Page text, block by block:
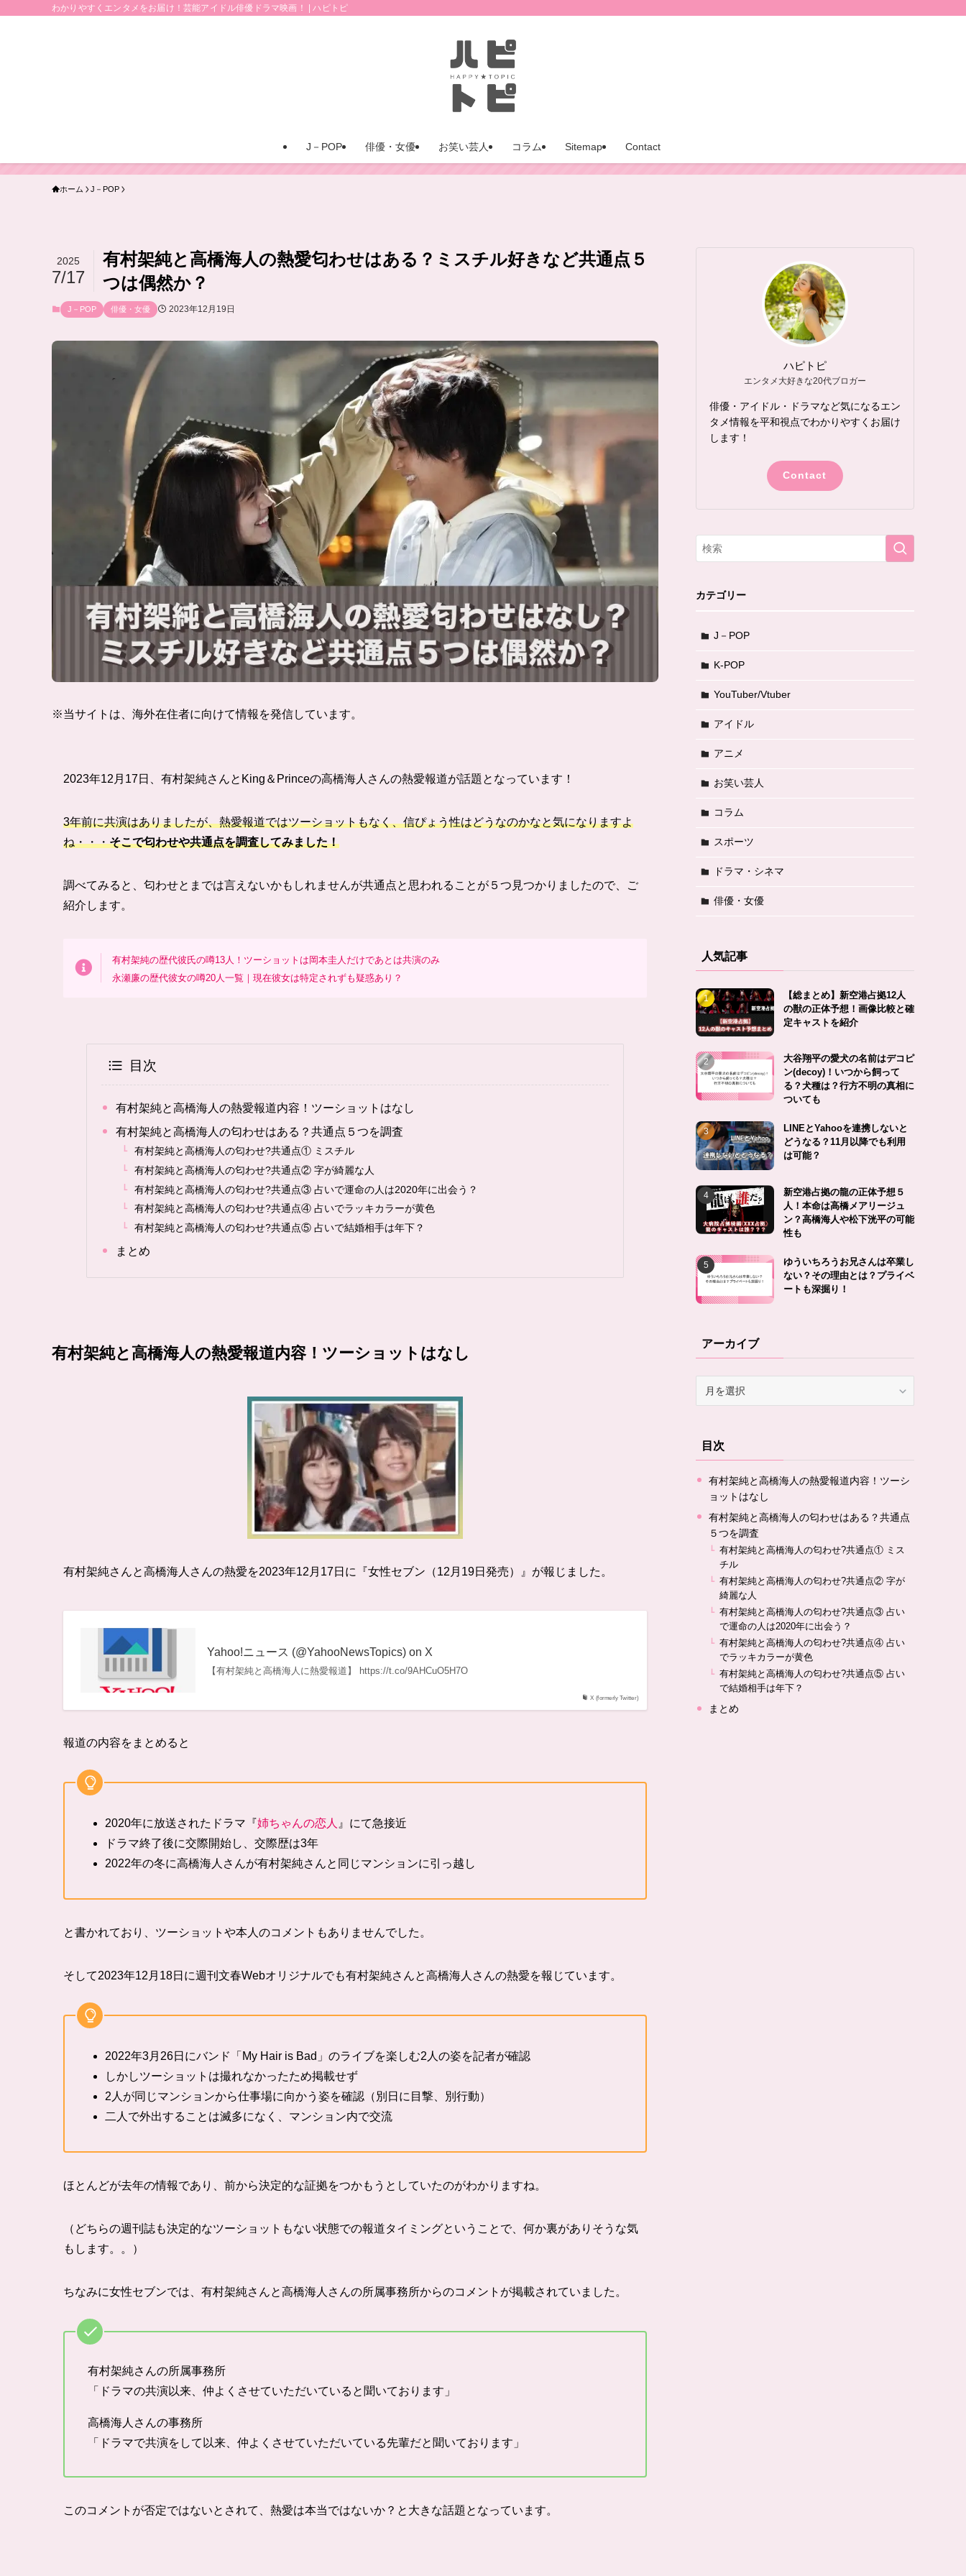
わかりやすくエンタメをお届け！芸能アイドル俳優ドラマ映画！ | ハピトピ
J－POP 俳優・女優 お笑い芸人 コラム Sitemap Contact
ホーム J－POP
有村架純と高橋海人の熱愛匂わせはある？ミスチル好きなど共通点５
つは偶然か？
2025
7/17
J－POP 俳優・女優 2023年12月19日
※当サイトは、海外在住者に向けて情報を発信しています。
2023年12月17日、有村架純さんとKing＆Princeの高橋海人さんの熱愛報道が話題となっています！
3年前に共演はありましたが、熱愛報道ではツーショットもなく、信ぴょう性はどうなのかなと気になりますよ
ね・・・そこで匂わせや共通点を調査してみました！
調べてみると、匂わせとまでは言えないかもしれませんが共通点と思われることが５つ見つかりましたので、ご
紹介します。
有村架純の歴代彼氏の噂13人！ツーショットは岡本圭人だけであとは共演のみ
永瀬廉の歴代彼女の噂20人一覧｜現在彼女は特定されずも疑惑あり？
目次
有村架純と高橋海人の熱愛報道内容！ツーショットはなし
有村架純と高橋海人の匂わせはある？共通点５つを調査
有村架純と高橋海人の匂わせ?共通点① ミスチル
有村架純と高橋海人の匂わせ?共通点② 字が綺麗な人
有村架純と高橋海人の匂わせ?共通点③ 占いで運命の人は2020年に出会う？
有村架純と高橋海人の匂わせ?共通点④ 占いでラッキカラーが黄色
有村架純と高橋海人の匂わせ?共通点⑤ 占いで結婚相手は年下？
まとめ
有村架純と 高橋海人の熱愛報道内容！ツーショットはなし
有村架純さんと高橋海人さんの熱愛を2023年12月17日に 『女性セブン（12月19日発売）』が報じました。
X (formerly Twitter)
Yahoo!ニュース (@YahooNewsTopics) on X
【有村架純と高橋海人に熱愛報道】 https://t.co/9AHCuO5H7O
報道の内容をまとめると
2020年に放送されたドラマ『姉ちゃんの恋人 』にて急接近
ドラマ終了後に交際開始し、交際歴は3年
2022年の冬に高橋海人さんが有村架純さんと同じマンションに引っ越し
と書かれており、ツーショットや本人のコメントもありませんでした。
そして2023年12月18日に週刊文春Webオリジナルでも有村架純さんと高橋海人さんの熱愛を報じています。
2022年3月26日にバンド「My Hair is Bad」のライブを楽しむ2人の姿を記者が確認
しかしツーショットは撮れなかったため掲載せず
2人が同じマンションから仕事場に向かう姿を確認（別日に目撃、別行動）
二人で外出することは滅多になく、マンション内で交流
ほとんどが去年の情報であり、前から決定的な証拠をつかもうとしていたのがわかりますね。
（どちらの週刊誌も決定的なツーショットもない状態での報道タイミングということで、何か裏がありそうな気
もします。。）
ちなみに女性セブンでは、有村架純さんと高橋海人さんの所属事務所からのコメントが掲載されていました。
有村架純さんの所属事務所
「ドラマの共演以来、仲よくさせていただいていると聞いております」
高橋海人さんの事務所
「ドラマで共演をして以来、仲よくさせていただいている先輩だと聞いております」
このコメントが否定ではないとされて、熱愛は本当ではないか？と大きな話題となっています。
ハピトピ
エンタメ大好きな20代ブロガー
俳優・アイドル・ドラマなど気になるエン
タメ情報を平和視点でわかりやすくお届け
します！
Contact
カテゴリー
J－POP
K-POP
YouTuber/Vtuber
アイドル
アニメ
お笑い芸人
コラム
スポーツ
ドラマ・シネマ
俳優・女優
人気記事
【総まとめ】新空港占拠12人
の獣の正体予想！画像比較と確
定キャストを紹介
大谷翔平の愛犬の名前はデコピ
ン(decoy)！いつから飼って
る？犬種は？行方不明の真相に
ついても
LINEとYahooを連携しないと
どうなる？11月以降でも利用
は可能？
新空港占拠の龍の正体予想５
人！本命は高橋メアリージュ
ン？高橋海人や松下洸平の可能
性も
ゆういちろうお兄さんは卒業し
ない？その理由とは？プライベ
ートも深掘り！
アーカイブ
ブ目次
有村架純と高橋海人の熱愛報道内容！ツーシ
ョットはなし
有村架純と高橋海人の匂わせはある？共通点
５つを調査
有村架純と高橋海人の匂わせ?共通点① ミス
チル
有村架純と高橋海人の匂わせ?共通点② 字が
綺麗な人
有村架純と高橋海人の匂わせ?共通点③ 占い
で運命の人は2020年に出会う？
有村架純と高橋海人の匂わせ?共通点④ 占い
でラッキカラーが黄色
有村架純と高橋海人の匂わせ?共通点⑤ 占い
で結婚相手は年下？
まとめ